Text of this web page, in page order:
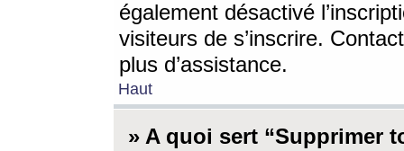
également désactivé
visiteurs de s’inscrire.
plus d’assistance.
Haut
» A quoi sert “Supprimer